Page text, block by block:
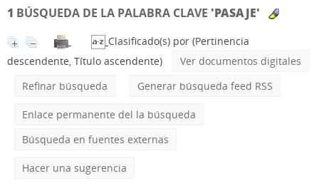
1 BÚSQUEDA DE LA PALABRA CLAVE 'PASAJE'
Clasificado(s) por (Pertinencia
descendente, Título ascendente)
Ver documentos digitales
Refinar búsqueda
Generar búsqueda feed RSS
Enlace permanente del la búsqueda
Búsqueda en fuentes externas
Hacer una sugerencia